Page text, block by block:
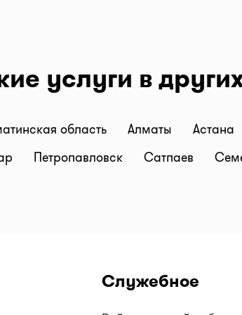
услуги в
область Алматы Астана
Петропавловск Сатпаев
Служебное